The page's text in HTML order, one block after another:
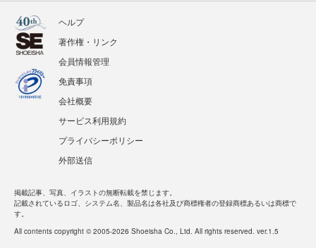
ヘルプ
著作権・リンク
会員情報管理
免責事項
会社概要
サービス利用規約
プライバシーポリシー
外部送信
掲載記事、写真、イラストの無断転載を禁じます。
記載されているロゴ、システム名、製品名は各社及び商標権者の登録商標あるいは商標で
す。
All contents copyright © 2005-2026 Shoeisha Co., Ltd. All rights reserved. ver.1.5